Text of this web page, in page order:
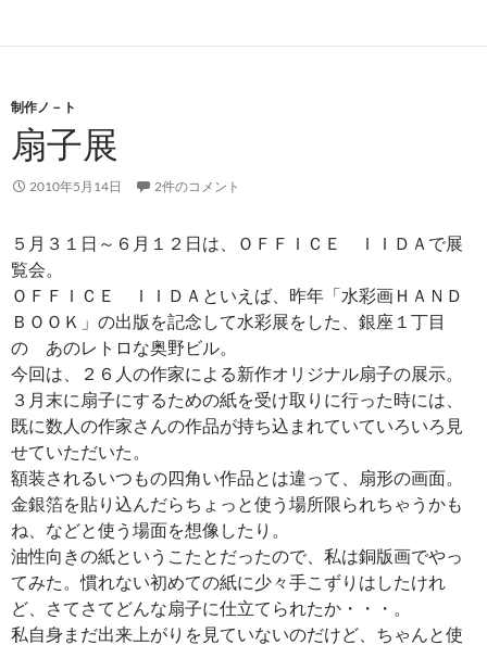
制作ノ－ト
扇子展
2010年5月14日 2件のコメント
５月３１日～６月１２日は、ＯＦＦＩＣＥ ＩＩＤＡで展
覧会。
ＯＦＦＩＣＥ ＩＩＤＡといえば、昨年「水彩画ＨＡＮＤ
ＢＯＯＫ」の出版を記念して水彩展をした、銀座１丁目
の あのレトロな奥野ビル。
今回は、２６人の作家による新作オリジナル扇子の展示。
３月末に扇子にするための紙を受け取りに行った時には、
既に数人の作家さんの作品が持ち込まれていていろいろ見
せていただいた。
額装されるいつもの四角い作品とは違って、扇形の画面。
金銀箔を貼り込んだらちょっと使う場所限られちゃうかも
ね、などと使う場面を想像したり。
油性向きの紙というこたとだったので、私は銅版画でやっ
てみた。慣れない初めての紙に少々手こずりはしたけれ
ど、さてさてどんな扇子に仕立てられたか・・・。
私自身まだ出来上がりを見ていないのだけど、ちゃんと使